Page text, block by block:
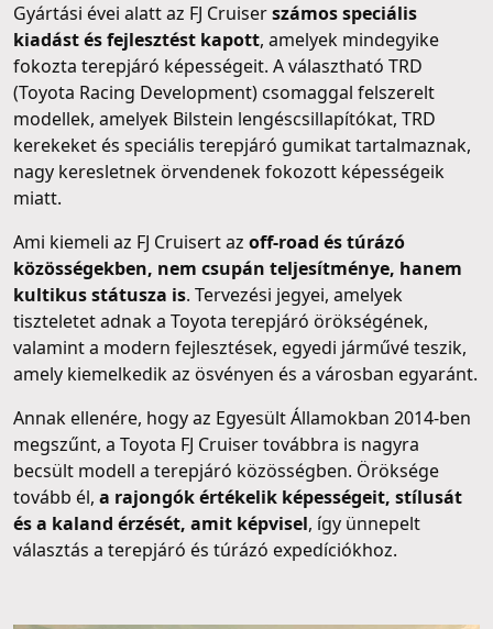
Gyártási évei alatt az FJ Cruiserszámos speciális
kiadást és fejlesztést kapott, amelyek mindegyike
fokozta terepjáró képességeit. A választható TRD
(Toyota Racing Development) csomaggal felszerelt
modellek, amelyek Bilstein lengéscsillapítókat, TRD
kerekeket és speciális terepjáró gumikat tartalmaznak,
nagy keresletnek örvendenek fokozott képességeik
miatt.
Ami kiemeli az FJ Cruisert az off-road és túrázó
közösségekben, nem csupán teljesítménye, hanem
kultikus státusza is. Tervezési jegyei, amelyek
tiszteletet adnak a Toyota terepjáró örökségének,
valamint a modern fejlesztések, egyedi járművé teszik,
amely kiemelkedik az ösvényen és a városban egyaránt.
Annak ellenére, hogy az Egyesült Államokban 2014-ben
megszűnt, a Toyota FJ Cruiser továbbra is nagyra
becsült modell a terepjáró közösségben. Öröksége
tovább él, a rajongók értékelik képességeit, stílusát
és a kaland érzését, amit képvisel, így ünnepelt
választás a terepjáró és túrázó expedíciókhoz.